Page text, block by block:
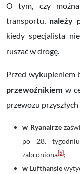
O tym, czy
transportu, należy
kiedy specjalista
ruszać w drogę.
Przed wykupieniem
przewoźnikiem w
przewozu
w Ryanairze
po 28.
zabroniona[5];
w Lufthansie